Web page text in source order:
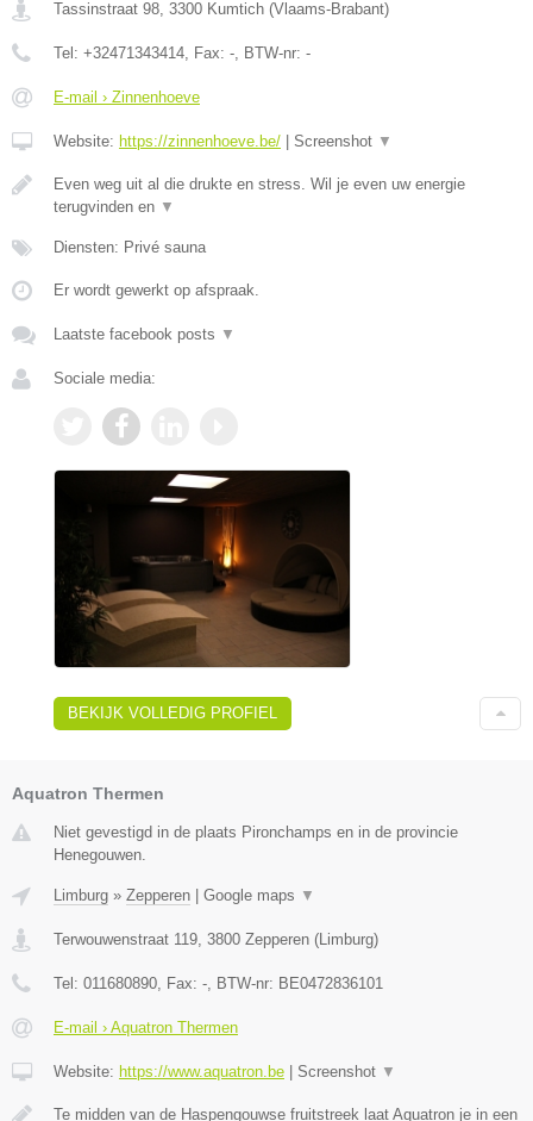
Tassinstraat 98, 3300 Kumtich (Vlaams-Brabant)
Tel: +32471343414, Fax: -, BTW-nr: -
E-mail › Zinnenhoeve
Website: https://zinnenhoeve.be/ Screenshot ▼
Even weg uit al die drukte en stress. Wil je even uw energie
terugvinden en ▼
Diensten: Privé sauna
Er wordt gewerkt op afspraak.
Laatste facebook posts ▼
Sociale media:
BEKIJK VOLLEDIG PROFIEL
Aquatron Thermen
Niet gevestigd in de plaats Pironchamps en in de provincie
Henegouwen.
Limburg » Zepperen | Google maps ▼
Terwouwenstraat 119 3800 Zepperen (Limburg)
Tel: 011680890 , Fax: - , BTW-nr: BE0472836101
E-mail › Aquatron Thermen
Website: https://www.aquatron.be | Screenshot ▼
Te midden van de Haspengouwse fruitstreek laat Aquatron je in een